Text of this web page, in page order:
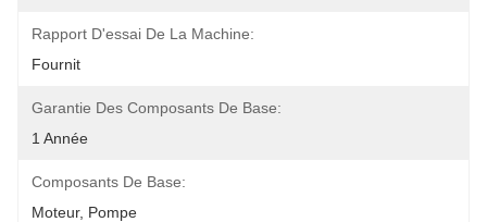
Rapport D'essai De La Machine:
Fournit
Garantie Des Composants De Base:
1 Année
Composants De Base:
Moteur, Pompe